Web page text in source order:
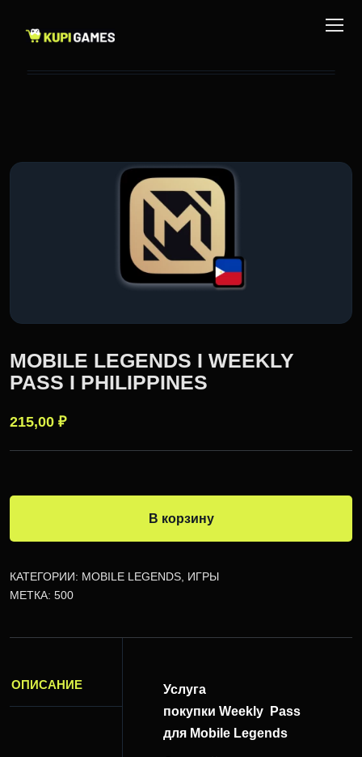
MOBILE LEGENDS I WEEKLY
PASS I PHILIPPINES
215,00 ₽
В корзину
КАТЕГОРИИ: MOBILE LEGENDS ИГРЫ
МЕТКА: 500
ОПИСАНИЕ
Услуга
покупки Weekly Pass
для Mobile Legends